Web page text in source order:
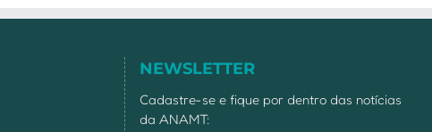
NEWSLETTER
Cadastre-se e fique por dentro das notícias
da ANAMT: